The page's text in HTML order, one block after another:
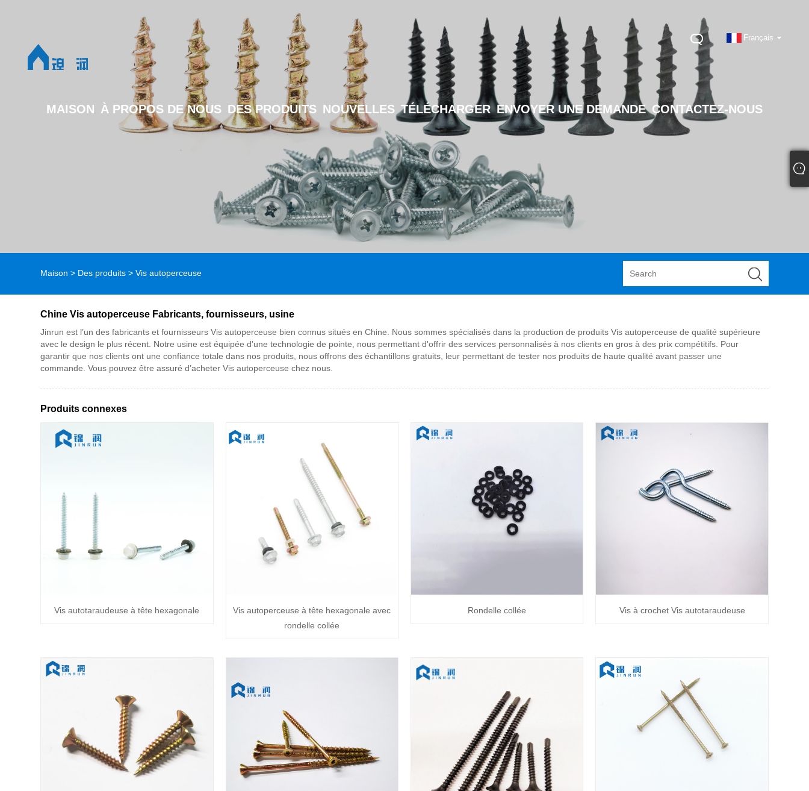
Français
MAISON À PROPOS DE NOUS DES PRODUITS NOUVELLES TÉLÉCHARGER ENVOYER UNE DEMANDE CONTACTEZ-NOUS
Maison > Des produits > Vis autoperceuse
Chine Vis autoperceuse Fabricants, fournisseurs, usine
Jinrun est l’un des fabricants et fournisseurs Vis autoperceuse bien connus situés en Chine. Nous sommes spécialisés dans la production de produits Vis autoperceuse de qualité supérieure
avec le design le plus récent. Notre usine est équipée d'une technologie de pointe, nous permettant d'offrir des services personnalisés à nos clients en gros à des prix compétitifs. Pour
garantir que nos clients ont une confiance totale dans nos produits, nous offrons des échantillons gratuits, leur permettant de tester nos produits de haute qualité avant passer une
commande. Vous pouvez être assuré d’acheter Vis autoperceuse chez nous.
Produits connexes
Vis autotaraudeuse à tête hexagonale
Vis autoperceuse à tête hexagonale avec
rondelle collée
Rondelle collée Vis à crochet Vis autotaraudeuse